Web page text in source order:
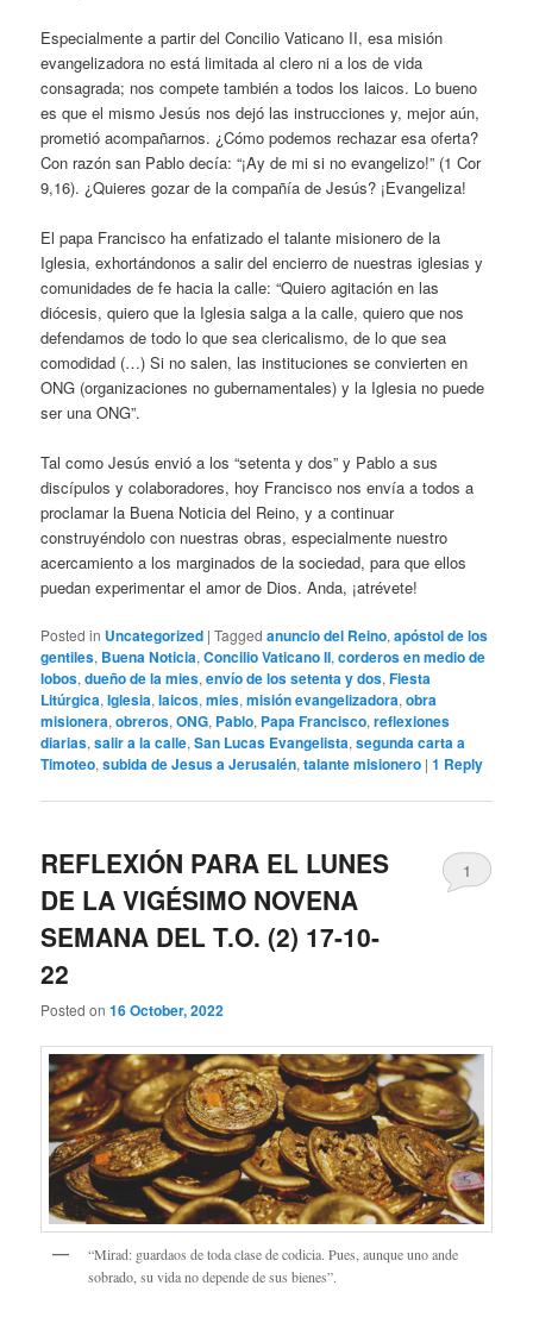
Especialmente a partir del Concilio Vaticano II, esa misión
evangelizadora no está limitada al clero ni a los de vida
consagrada; nos compete también a todos los laicos. Lo bueno
es que el mismo Jesús nos dejó las instrucciones y, mejor aún,
prometió acompañarnos. ¿Cómo podemos rechazar esa oferta?
Con razón san Pablo decía: “¡Ay de mi si no evangelizo!” (1 Cor
9,16). ¿Quieres gozar de la compañía de Jesús? ¡Evangeliza!
El papa Francisco ha enfatizado el talante misionero de la
Iglesia, exhortándonos a salir del encierro de nuestras iglesias y
comunidades de fe hacia la calle: “Quiero agitación en las
diócesis, quiero que la Iglesia salga a la calle, quiero que nos
defendamos de todo lo que sea clericalismo, de lo que sea
comodidad (…) Si no salen, las instituciones se convierten en
ONG (organizaciones no gubernamentales) y la Iglesia no puede
ser una ONG”.
Tal como Jesús envió a los “setenta y dos” y Pablo a sus
discípulos y colaboradores, hoy Francisco nos envía a todos a
proclamar la Buena Noticia del Reino, y a continuar
construyéndolo con nuestras obras, especialmente nuestro
acercamiento a los marginados de la sociedad, para que ellos
puedan experimentar el amor de Dios. Anda, ¡atrévete!
Posted in Uncategorized |Tagged anuncio del Reino,apóstol de los
gentiles, Buena Noticia,Concilio Vaticano II,corderos en medio de
lobos,dueño de la mies,envío de los setenta y dos,Fiesta
Litúrgica,Iglesia,laicos,mies,misión evangelizadora,obra
misionera,obreros,ONG, Pablo, Papa Francisco,reflexiones
diarias,salir a la calle,San Lucas Evangelista,segunda carta a
Timoteo,subida de Jesus a Jerusalén,talante misionero |1 Reply
REFLEXIÓN PARA EL LUNES
DE LA VIGÉSIMO NOVENA
SEMANA DEL T.O. (2) 17-10-
22
Posted on16 October, 2022
1
“Mirad: guardaos de toda clase de codicia. Pues, aunque uno ande
sobrado, su vida no depende de sus bienes”.